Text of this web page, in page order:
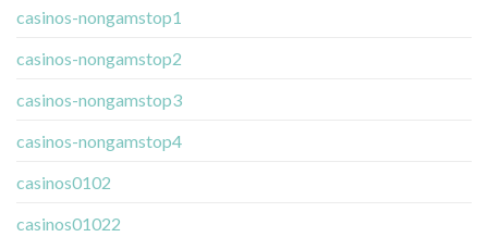
casinos-nongamstop1
casinos-nongamstop2
casinos-nongamstop3
casinos-nongamstop4
casinos0102
casinos01022